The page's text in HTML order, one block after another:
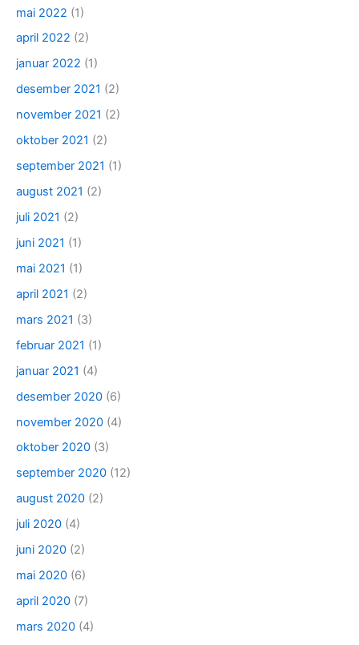
mai 2022 (1)
april 2022 (2)
januar 2022 (1)
desember 2021 (2)
november 2021 (2)
oktober 2021 (2)
september 2021 (1)
august 2021 (2)
juli 2021 (2)
juni 2021 (1)
mai 2021 (1)
april 2021 (2)
mars 2021 (3)
februar 2021 (1)
januar 2021 (4)
desember 2020 (6)
november 2020 (4)
oktober 2020 (3)
september 2020 (12)
august 2020 (2)
juli 2020 (4)
juni 2020 (2)
mai 2020 (6)
april 2020 (7)
mars 2020 (4)